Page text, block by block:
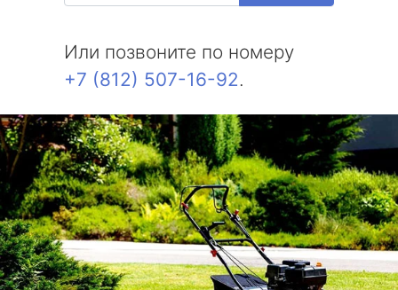
Или позвоните по номеру
+7 (812) 507-16-92.